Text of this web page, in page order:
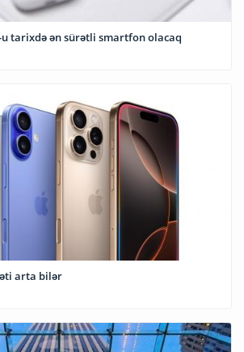
u tarixdə ən sürətli smartfon olacaq
arta bilər